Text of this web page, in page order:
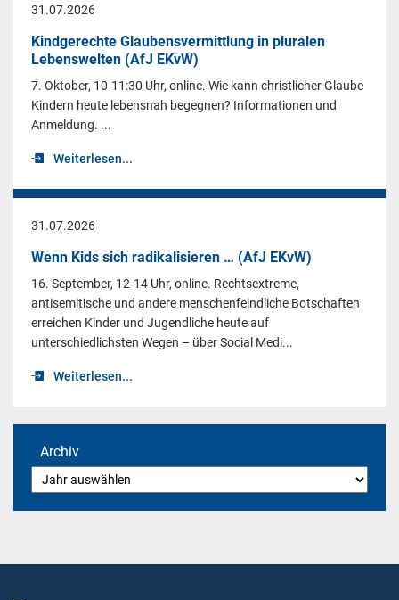
31.07.2026
Kindgerechte Glaubensvermittlung in pluralen
Lebenswelten (AfJ EKvW)
7. Oktober, 10-11:30 Uhr, online. Wie kann christlicher Glaube
Kindern heute lebensnah begegnen? Informationen und
Anmeldung. ...
Weiterlesen...
31.07.2026
Wenn Kids sich radikalisieren … (AfJ EKvW)
16. September, 12-14 Uhr, online. Rechtsextreme,
antisemitische und andere menschenfeindliche Botschaften
erreichen Kinder und Jugendliche heute auf
unterschiedlichsten Wegen – über Social Medi...
Weiterlesen...
Archiv